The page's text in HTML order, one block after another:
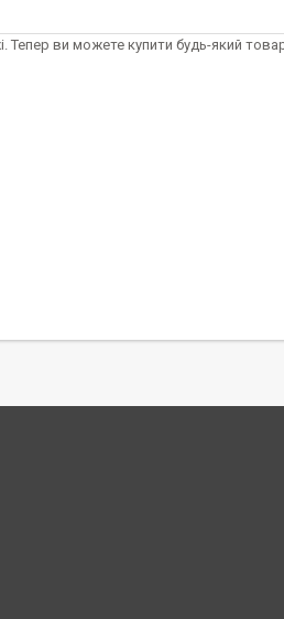
Тепер ви можете купити будь-який